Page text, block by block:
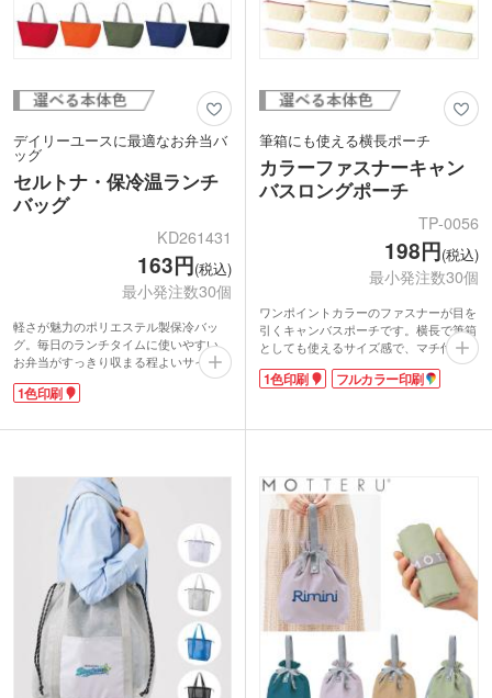
デイリーユースに最適なお弁当バ
ッグ
セルトナ・保冷温ランチ
バッグ
KD261431
163円(税込)
最小発注数30個
軽さが魅力のポリエステル製保冷バッ
グ。毎日のランチタイムに使いやすい、
お弁当がすっきり収まる程よいサイズ感
です。内側は保冷温仕様で、オールシー
ズン使えます。通勤・通学はもちろん、
本体色は選べる5色展開で、企業ロゴや
いアイテムです。
1色印刷
筆箱にも使える横長ポーチ
カラーファスナーキャン
バスロングポーチ
TP-0056
198円(税込)
最小発注数30個
ワンポイントカラーのファスナーが目を
引くキャンバスポーチです。横長で筆箱
としても使えるサイズ感で、マチ付きの
ためしっかり自立する舟形デザイン。コ
スメや小物をすっきり収納できる使い勝
ンジも楽しめます。
ボディは名入れデザインがよく映えま
す。ライブやファンクラブグッズ、企業
やチーム、推しのテーマカラーに合わせ
たオリジナルグッズ制作にもおすすめで
1色印刷 フルカラー印刷